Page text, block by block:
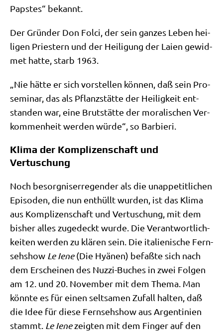
Pap­stes“ bekannt.
Der Grün­der Don Fol­ci, der sein gan­zes Leben hei­
li­gen Prie­stern und der Hei­li­gung der Lai­en gewid­
met hat­te, starb 1963.
„Nie hät­te er sich vor­stel­len kön­nen, daß sein Pro­
se­mi­nar, das als Pflanz­stät­te der Hei­lig­keit ent­
stan­den war, eine Brut­stät­te der mora­li­schen Ver­
kom­men­heit wer­den wür­de“, so Barbieri.
Klima der Komplizenschaft und
Vertuschung
Noch besorg­nis­er­re­gen­der als die unap­pe­tit­li­chen
Epi­so­den, die nun ent­hüllt wur­den, ist das Kli­ma
aus Kom­pli­zen­schaft und Ver­tu­schung, mit dem
bis­her alles zuge­deckt wur­de. Die Ver­ant­wort­lich­
kei­ten wer­den zu klä­ren sein. Die ita­lie­ni­sche Fern­
seh­show Le Iene(Die Hyä­nen) befaß­te sich nach
dem Erschei­nen des Nuz­zi-Buches in zwei Fol­gen
am 12. und 20. Novem­ber mit dem The­ma. Man
könn­te es für einen selt­sa­men Zufall hal­ten, daß
die Idee für die­se Fern­seh­show aus Argen­ti­ni­en
stammt. Le Ienezeig­ten mit dem Fin­ger auf den